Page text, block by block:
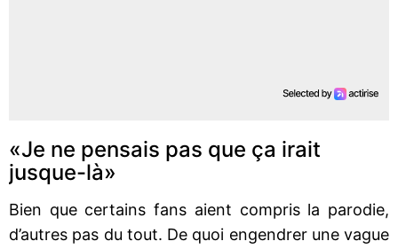
«Je ne pensais pas que ça irait
jusque-là»
Bien que certains fans aient compris la parodie,
d’autres pas du tout. De quoi engendrer une vague